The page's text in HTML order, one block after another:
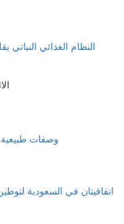
النظام الغذائي
الاثنين
وصفات